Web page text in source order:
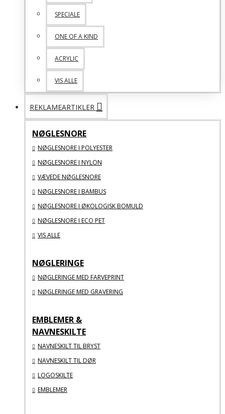
SPECIALE
ONE OF A KIND
ACRYLIC
VIS ALLE
REKLAMEARTIKLER
NØGLESNORE
NØGLESNORE I POLYESTER
NØGLESNORE I NYLON
VÆVEDE NØGLESNORE
NØGLESNORE I BAMBUS
NØGLESNORE I ØKOLOGISK BOMULD
NØGLESNORE I ECO PET
VIS ALLE
NØGLERINGE
NØGLERINGE MED FARVEPRINT
NØGLERINGE MED GRAVERING
EMBLEMER &
NAVNESKILTE
NAVNESKILT TIL BRYST
NAVNESKILT TIL DØR
LOGOSKILTE
EMBLEMER